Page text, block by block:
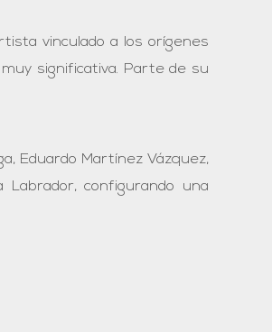
vinculado a los orígenes
significativa. Parte de su
Eduardo Martínez Vázquez,
configurando una